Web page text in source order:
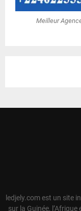
Meilleur
ledjely.com est un site
sur la Guinée,